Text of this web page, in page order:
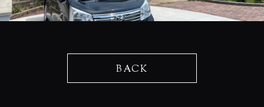
BACK